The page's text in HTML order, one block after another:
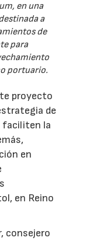
en una
a
de
para
portuario.
proyecto
de
faciliten la
en
en Reino
consejero